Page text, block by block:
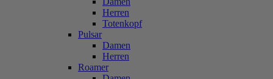
Herren
Totenkopf
Pulsar
Damen
Herren
Roamer